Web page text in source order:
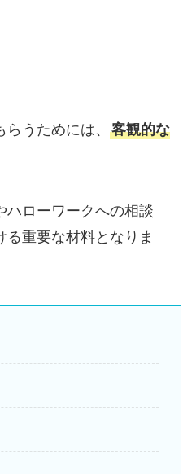
うためには、 客観的な
ハローワークへの相談
重要な材料となりま